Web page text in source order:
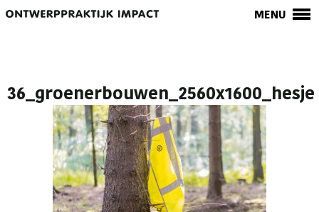
MENU
36_groenerbouwen_2560x1600_hesje